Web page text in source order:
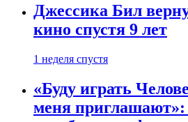
Джессика Бил
кино спустя 9 лет
1 неделя спустя
«Буду играть
меня